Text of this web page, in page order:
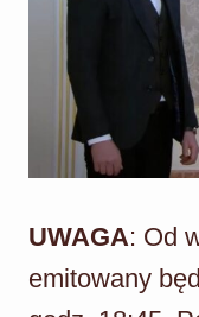
UWAGA: Od
emitowany